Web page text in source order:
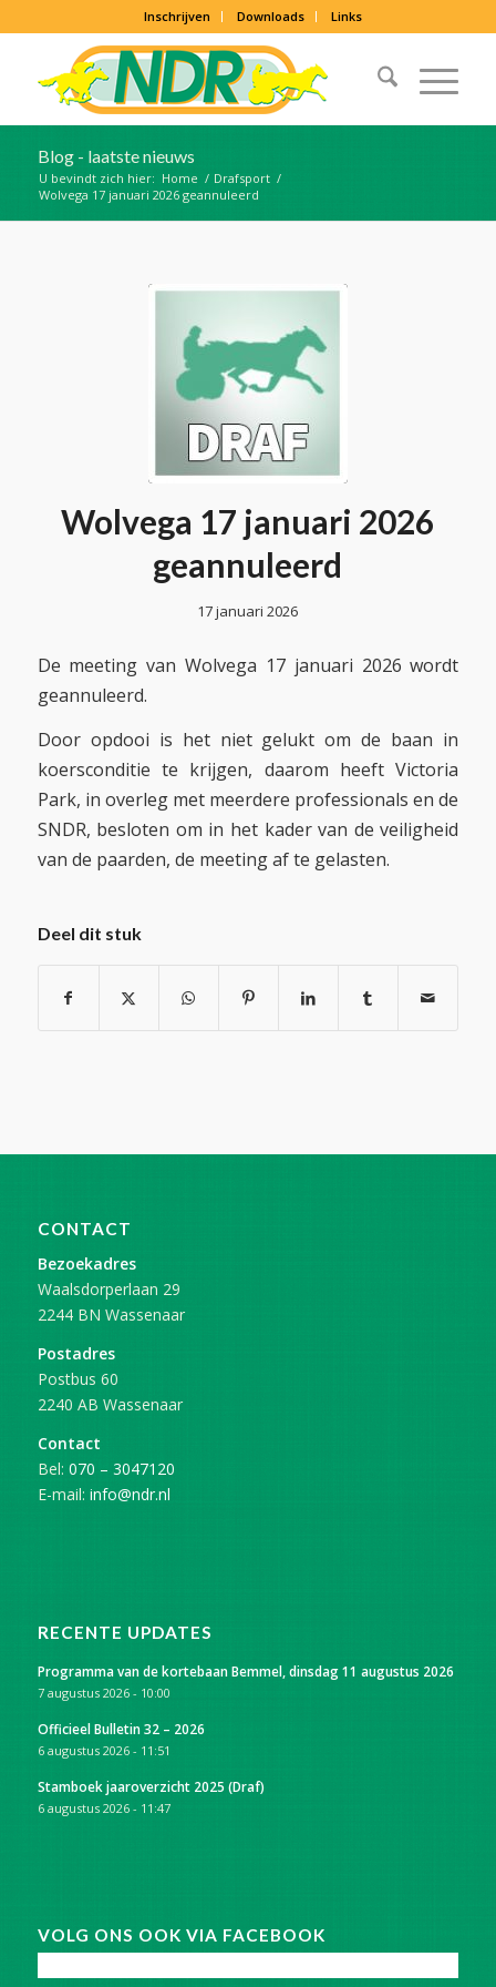
Inschrijven Downloads Links
Blog - laatste nieuws
U bevindt zich hier: Home / Drafsport /
Wolvega 17 januari 2026 geannuleerd
Wolvega 17 januari 2026
geannuleerd
17 januari 2026
De meeting van Wolvega 17 januari 2026 wordt
geannuleerd.
Door opdooi is het niet gelukt om de baan in
koersconditie te krijgen, daarom heeft Victoria
Park, in overleg met meerdere professionals en de
SNDR, besloten om in het kader van de veiligheid
van de paarden, de meeting af te gelasten.
Deel dit stuk
CONTACT
Bezoekadres
Waalsdorperlaan 29
2244 BN Wassenaar
Postadres
Postbus 60
2240 AB Wassenaar
Contact
Bel: 070 – 3047120
E-mail: info@ndr.nl
RECENTE UPDATES
Programma van de kortebaan Bemmel, dinsdag 11 augustus 2026
7 augustus 2026 - 10:00
Officieel Bulletin 32 – 2026
6 augustus 2026 - 11:51
Stamboek jaaroverzicht 2025 (Draf)
6 augustus 2026 - 11:47
VOLG ONS OOK VIA FACEBOOK